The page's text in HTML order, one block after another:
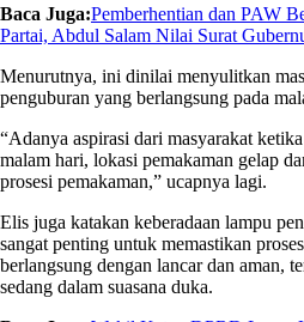
Baca Juga:Pemberhentian dan PAW
Partai, Abdul Salam Nilai Surat
Menurutnya, ini dinilai menyulitkan
penguburan yang berlangsung pada
“Adanya aspirasi dari masyarakat
malam hari, lokasi pemakaman gelap
prosesi pemakaman,” ucapnya lagi.
Elis juga katakan keberadaan lampu
sangat penting untuk memastikan
berlangsung dengan lancar dan aman,
sedang dalam suasana duka.